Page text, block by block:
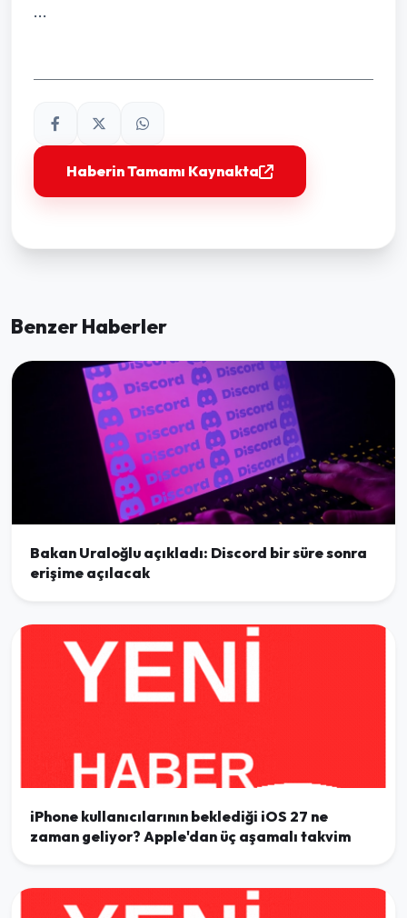
...
Haberin Tamamı Kaynakta
Benzer Haberler
Bakan Uraloğlu açıkladı: Discord bir süre sonra
erişime açılacak
iPhone kullanıcılarının beklediği iOS 27 ne
zaman geliyor? Apple'dan üç aşamalı takvim